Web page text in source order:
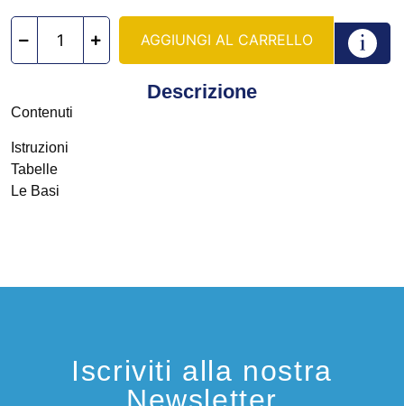
AGGIUNGI AL CARRELLO
Descrizione
Contenuti
Istruzioni
Tabelle
Le Basi
Iscriviti alla nostra